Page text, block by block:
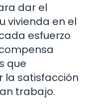
dar el
vivienda en el
esfuerzo
que
la satisfacción
trabajo.